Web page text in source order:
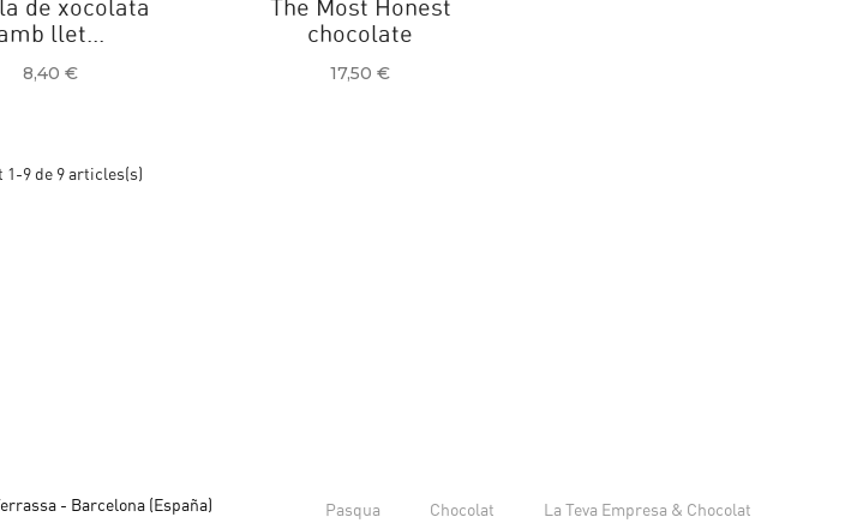
de xocolata
llet...
Preu
8,40 €
The Most Honest
chocolate
Preu
17,50 €
1-9 de 9 articles(s)
Pasqua Chocolat La Teva Empresa & Chocolat
- Barcelona (España)